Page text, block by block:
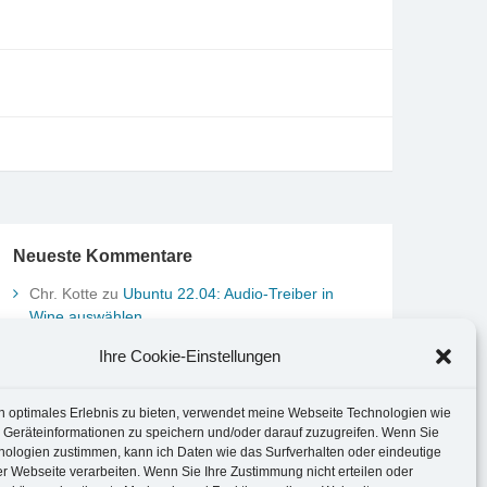
Ihre Cookie-Einstellungen
optimales Erlebnis zu bieten, verwendet meine Webseite Technologien wie
zu speichern und/oder darauf zuzugreifen. Wenn Sie
zustimmen, kann ich Daten wie das Surfverhalten oder eindeutige
Webseite verarbeiten. Wenn Sie Ihre Zustimmung nicht erteilen oder
Neueste Kommentare
Chr. Kotte zu Ubuntu 22.04: Audio-Treiber in
Wine auswählen
Datum und Uhrzeit anpassen
Datum und Uhrzeit anpassen
Brummel Herbolzheimzu Musik-Portrait Nr. 1:
Les Assoiffés aus Mittelbergheim
Marco PeterzuVereinfachte Installation von